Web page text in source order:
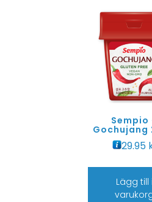
Sempio
Gochujang
29.95
Lägg till i